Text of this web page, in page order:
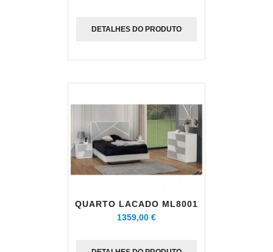
DETALHES DO PRODUTO
QUARTO LACADO ML8001
1359,00 €